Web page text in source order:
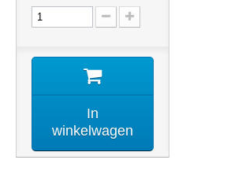
In
winkelwagen